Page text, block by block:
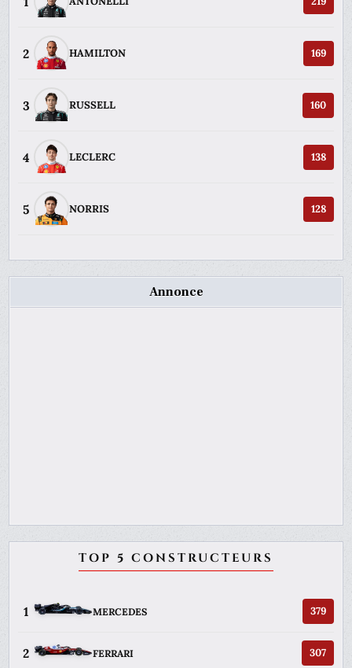
2 HAMILTON 169
3 RUSSELL 160
4 LECLERC 138
5 NORRIS 128
Annonce
TOP 5 CONSTRUCTEURS
1 MERCEDES 379
2 FERRARI 307